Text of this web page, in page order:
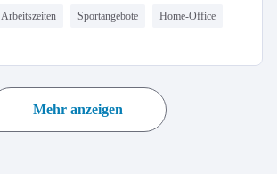
Sportangebote Home-Office
Mehr anzeigen